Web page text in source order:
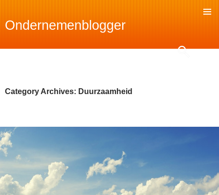
Ondernemenblogger
Category Archives: Duurzaamheid